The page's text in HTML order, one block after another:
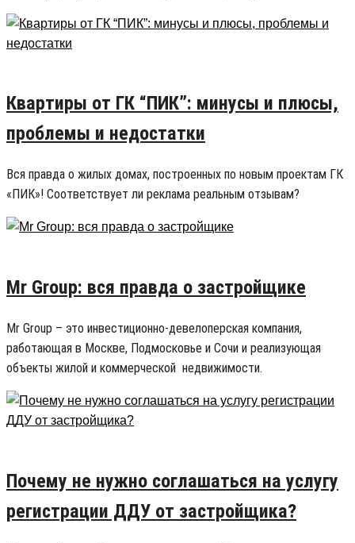
Квартиры от ГК “ПИК”: минусы и плюсы,
проблемы и недостатки
Вся правда о жилых домах, построенных по новым проектам ГК
«ПИК»! Соответствует ли реклама реальным отзывам?
Mr Group: вся правда о застройщике
Mr Group – это инвестиционно-девелоперская компания,
работающая в Москве, Подмосковье и Сочи и реализующая
объекты жилой и коммерческой недвижимости.
Почему не нужно соглашаться на услугу
регистрации ДДУ от застройщика?